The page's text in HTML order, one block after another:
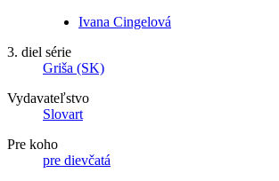
Ivana Cingelová
3. diel série
Griša (SK)
Vydavateľstvo
Slovart
Pre koho
pre dievčatá